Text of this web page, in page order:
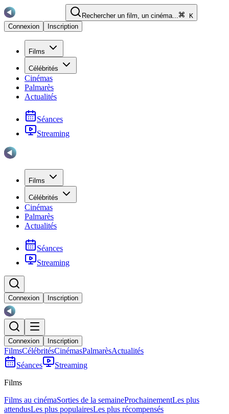
Rechercher un film, un cinéma...
K
Connexion
Inscription
Films
Célébrités
Cinémas
Palmarès
Actualités
Séances
Streaming
Films
Célébrités
Cinémas
Palmarès
Actualités
Séances
Streaming
Connexion Inscription
Connexion Inscription
FilmsCélébritésCinémasPalmarèsActualités
Séances
Streaming
Films
Films au cinémaSorties de la semaineProchainementLes plus
attendusLes plus populairesLes plus récompensés